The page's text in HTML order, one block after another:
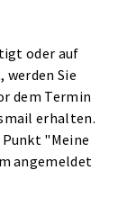
oder auf
Sie
dem Termin
erhalten.
"Meine
angemeldet